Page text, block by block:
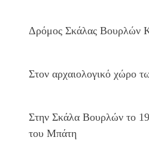
Δρόμος Σκάλας Βουρλών
Στον αρχαιολογικό χώρο
Στην Σκάλα Βουρλών το
του Μπάτη